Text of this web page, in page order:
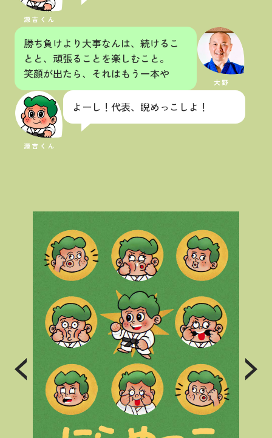
勝ち負けより大事なんは、続けるこ
とと、頑張ることを楽しむこと。
笑顔が出たら、それはもう一本や
よーし！代表、睨めっこしよ！